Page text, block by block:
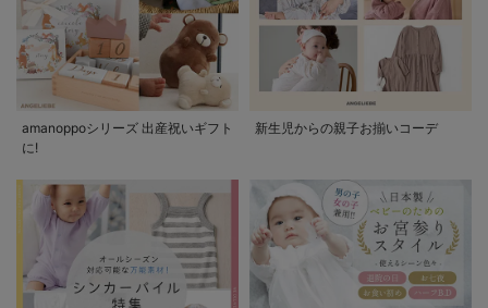
amanoppoシリーズ 出産祝いギフト
に!
新生児からの親子お揃いコーデ